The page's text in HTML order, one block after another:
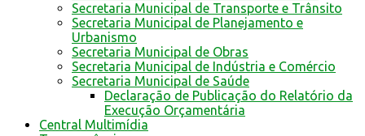
Secretaria Municipal de Transporte e Trânsito
Secretaria Municipal de Planejamento e
Urbanismo
Secretaria Municipal de Obras
Secretaria Municipal de Indústria e Comércio
Secretaria Municipal de Saúde
Declaração de Publicação do Relatório da
Execução Orçamentária
Central Multimídia